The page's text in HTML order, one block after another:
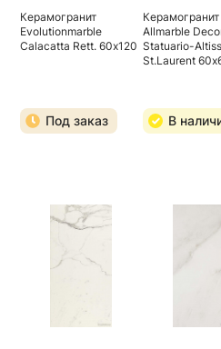
Керамогранит
Evolutionmarble
Calacatta Rett. 60х120
Под заказ
Керамогранит
Allmarble
Statuario-
St.Laurent
В